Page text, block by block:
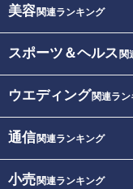
美容関連ランキング
スポーツ＆ヘルス 関
ウエディング関連ラ
通信関連ランキング
小売関連ランキング